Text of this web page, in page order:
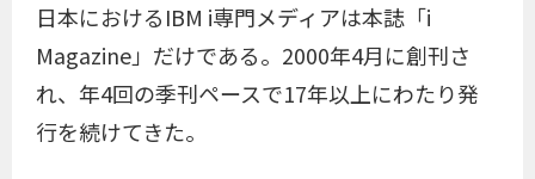
日本におけるIBM i専門メディアは本誌「i
Magazine」だけである。2000年4月に創刊さ
れ、年4回の季刊ペースで17年以上にわたり発
行を続けてきた。